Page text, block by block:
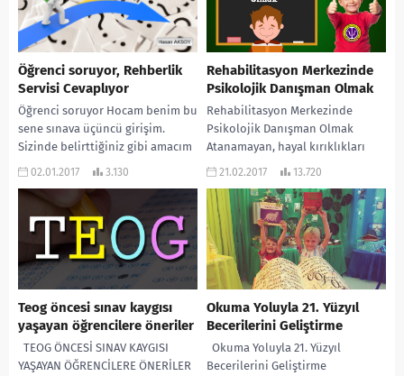
Öğrenci soruyor, Rehberlik
Servisi Cevaplıyor
Öğrenci soruyor Hocam benim bu
sene sınava üçüncü girişim.
Sizinde belirttiğiniz gibi amacım
sadece üniversiteye gitmek değil,
02.01.2017 3.130
Rehabilitasyon Merkezinde
Psikolojik Danışman Olmak
Rehabilitasyon Merkezinde
Psikolojik Danışman Olmak
Atanamayan, hayal kırıklıkları
içinde olan ve halen lisans
kaygısı içerisinde yaşamına...
21.02.2017 13.720
Teog öncesi sınav kaygısı
yaşayan öğrencilere öneriler
TEOG ÖNCESİ SINAV KAYGISI
YAŞAYAN ÖĞRENCİLERE ÖNERİLER
Okuma Yoluyla 21. Yüzyıl
Becerilerini Geliştirme
Okuma Yoluyla 21. Yüzyıl
Becerilerini Geliştirme